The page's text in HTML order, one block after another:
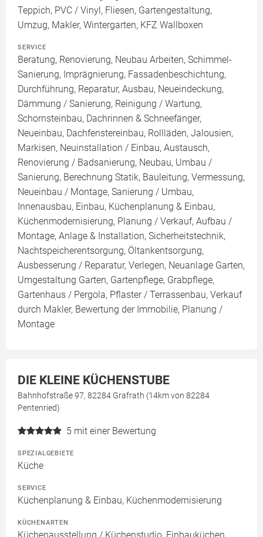
Teppich, PVC / Vinyl, Fliesen, Gartengestaltung,
Umzug, Makler, Wintergarten, KFZ Wallboxen
SERVICE
Beratung, Renovierung, Neubau Arbeiten, Schimmel-
Sanierung, Imprägnierung, Fassadenbeschichtung,
Durchführung, Reparatur, Ausbau, Neueindeckung,
Dämmung / Sanierung, Reinigung / Wartung,
Schornsteinbau, Dachrinnen & Schneefänger,
Neueinbau, Dachfenstereinbau, Rollläden, Jalousien,
Markisen, Neuinstallation / Einbau, Austausch,
Renovierung / Badsanierung, Neubau, Umbau /
Sanierung, Berechnung Statik, Bauleitung, Vermessung,
Neueinbau / Montage, Sanierung / Umbau,
Innenausbau, Einbau, Küchenplanung & Einbau,
Küchenmodernisierung, Planung / Verkauf, Aufbau /
Montage, Anlage & Installation, Sicherheitstechnik,
Nachtspeicherentsorgung, Öltankentsorgung,
Ausbesserung / Reparatur, Verlegen, Neuanlage Garten,
Umgestaltung Garten, Gartenpflege, Grabpflege,
Gartenhaus / Pergola, Pflaster / Terrassenbau, Verkauf
durch Makler, Bewertung der Immobilie, Planung /
Montage
DIE KLEINE KÜCHENSTUBE
Bahnhofstraße 97, 82284 Grafrath (14km von 82284
Pentenried)
5 mit einer Bewertung
SPEZIALGEBIETE
Küche
SERVICE
Küchenplanung & Einbau, Küchenmodernisierung
KÜCHENARTEN